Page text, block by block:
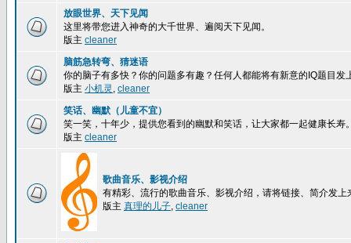
放眼世界、天下见闻
这里将带您进入神奇的大千世界、遍阅天下见闻。
版主 cleaner
脑筋急转弯、猜迷语
你的脑子有多快？你的问题多有趣？任何人都能将有新意的IQ题目发
版主 小机灵 , cleaner
笑话、幽默（儿童不宜）
笑一笑，十年少，提供您看到的幽默和笑话，让大家都一起健康长寿
版主 cleaner
歌曲音乐、影视介绍
有精彩、流行的歌曲音乐、影视介绍，请将链接、简介发上
版主 真理的儿子, cleaner